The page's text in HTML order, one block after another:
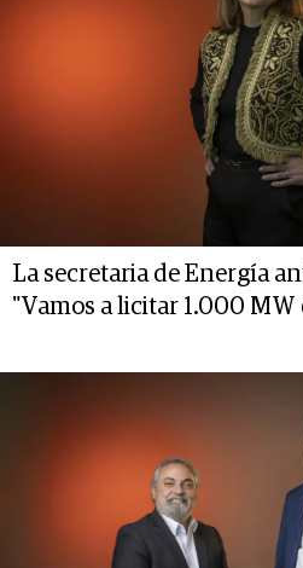
La secretaria de Energía
"Vamos a licitar 1.000